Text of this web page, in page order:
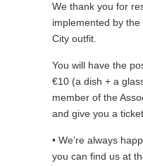
We thank you for
implemented by the
City outfit.
You will have the
€10 (a dish + a
member of the
and give you a ticket.
• We’re always
you can find us at